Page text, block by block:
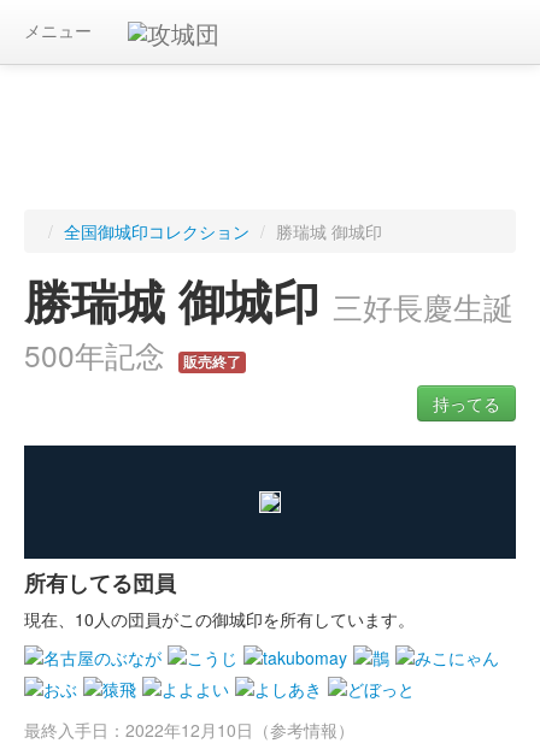
メニュー
/ 全国御城印コレクション / 勝瑞城 御城印
勝瑞城 御城印 三好長慶生誕
500年記念
販売終了
持ってる
所有してる団員
現在、10人の団員がこの御城印を所有しています。
最終入手日：2022年12月10日（参考情報）